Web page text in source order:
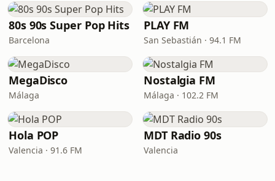
80s 90s Super Pop Hits
Barcelona
PLAY FM
San Sebastián · 94.1 FM
MegaDisco
Málaga
Nostalgia FM
Málaga · 102.2 FM
Hola POP
Valencia · 91.6 FM
MDT Radio 90s
Valencia